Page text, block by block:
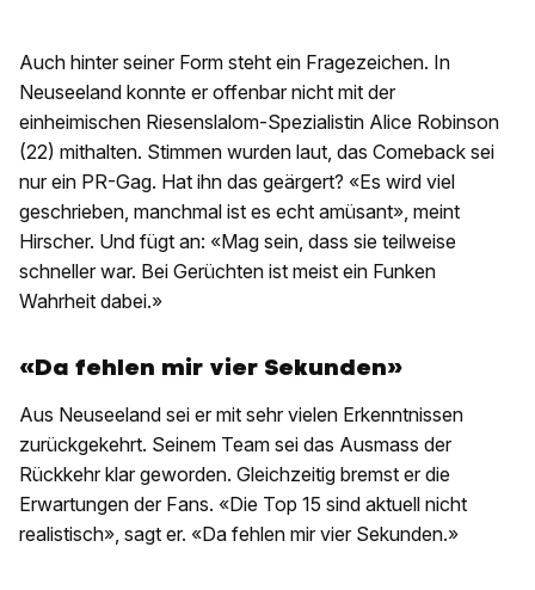
Auch hinter seiner Form steht ein Fragezeichen. In
Neuseeland konnte er offenbar nicht mit der
einheimischen Riesenslalom-Spezialistin Alice Robinson
(22) mithalten. Stimmen wurden laut, das Comeback sei
nur ein PR-Gag. Hat ihn das geärgert? «Es wird viel
geschrieben, manchmal ist es echt amüsant», meint
Hirscher. Und fügt an: «Mag sein, dass sie teilweise
schneller war. Bei Gerüchten ist meist ein Funken
Wahrheit dabei.»
«Da fehlen mir vier Sekunden»
Aus Neuseeland sei er mit sehr vielen Erkenntnissen
zurückgekehrt. Seinem Team sei das Ausmass der
Rückkehr klar geworden. Gleichzeitig bremst er die
Erwartungen der Fans. «Die Top 15 sind aktuell nicht
realistisch», sagt er. «Da fehlen mir vier Sekunden.»